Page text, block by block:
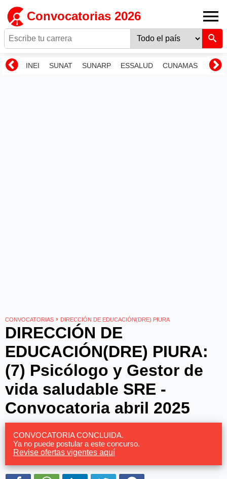
Convocatorias 2026
INEI SUNAT SUNARP ESSALUD CUNAMAS
CONVOCATORIAS › DIRECCIÓN DE EDUCACIÓN(DRE) PIURA
DIRECCIÓN DE
EDUCACIÓN(DRE) PIURA:
(7) Psicólogo y Gestor de
vida saludable SRE -
Convocatoria abril 2025
CONVOCATORIA CONCLUIDA.
Ya no puede postular a este concurso.
Revise ofertas vigentes aquí